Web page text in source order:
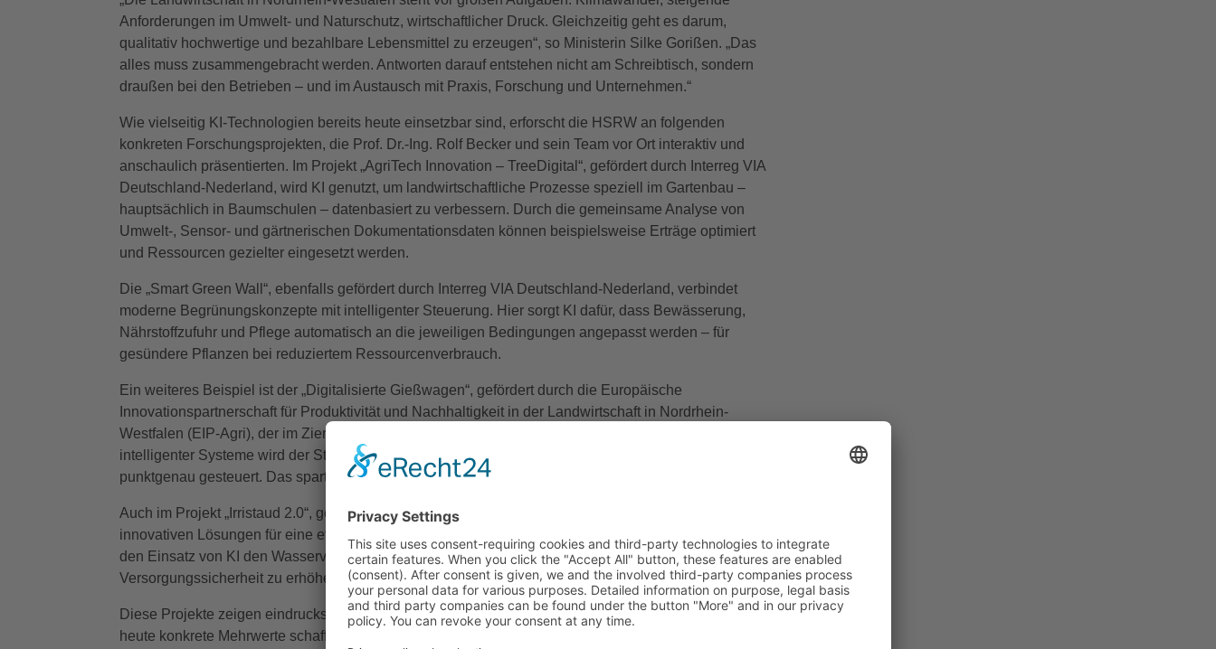
Anforderungen im Umwelt- und Naturschutz, wirtschaftlicher Druck. Gleichzeitig geht es darum,
qualitativ hochwertige und bezahlbare Lebensmittel zu erzeugen“, so Ministerin Silke Gorißen. „Das
alles muss zusammengebracht werden. Antworten darauf entstehen nicht am Schreibtisch, sondern
draußen bei den Betrieben – und im Austausch mit Praxis, Forschung und Unternehmen.“
Wie vielseitig KI-Technologien bereits heute einsetzbar sind, erforscht die HSRW an folgenden
konkreten Forschungsprojekten, die Prof. Dr.-Ing. Rolf Becker und sein Team vor Ort interaktiv und
anschaulich präsentierten. Im Projekt „AgriTech Innovation – TreeDigital“, gefördert durch Interreg VIA
Deutschland-Nederland, wird KI genutzt, um landwirtschaftliche Prozesse speziell im Gartenbau –
hauptsächlich in Baumschulen – datenbasiert zu verbessern. Durch die gemeinsame Analyse von
Umwelt-, Sensor- und gärtnerischen Dokumentationsdaten können beispielsweise Erträge optimiert
und Ressourcen gezielter eingesetzt werden.
Die „Smart Green Wall“, ebenfalls gefördert durch Interreg VIA Deutschland-Nederland, verbindet
moderne Begrünungskonzepte mit intelligenter Steuerung. Hier sorgt KI dafür, dass Bewässerung,
Nährstoffzufuhr und Pflege automatisch an die jeweiligen Bedingungen angepasst werden – für
gesündere Pflanzen bei reduziertem Ressourcenverbrauch.
Ein weiteres Beispiel ist der „Digitalisierte Gießwagen“, gefördert durch die Europäische
Innovationspartnerschaft für Produktivität und Nachhaltigkeit in der Landwirtschaft in Nordrhein-
Westfalen (EIP-Agri), der im Zierpflanzenanbau zum Wassersparen beitragen soll. Mithilfe
intelligenter Systeme wird der Standort des Pflanztopfes präzise ermittelt und die Bewässerung
punktgenau gesteuert. Das spart Wasser und entlastet gleichzeitig das Personal.
Auch im Projekt „Irristaud 2.0“, gefördert durch Interreg VIA Deutschland-Nederland, wird an
innovativen Lösungen für eine effiziente und nachhaltige Bewirtschaftung gearbeitet. Ziel ist es, durch
den Einsatz von KI den Wasserverbrauch weiter zu optimieren und gleichzeitig die
Versorgungssicherheit zu erhöhen.
Diese Projekte zeigen eindrucksvoll, wie KI nicht nur theoretisches Potenzial besitzt, sondern bereits
heute konkrete Mehrwerte schafft – insbesondere im Bereich Nachhaltigkeit und Ressourceneffizienz.